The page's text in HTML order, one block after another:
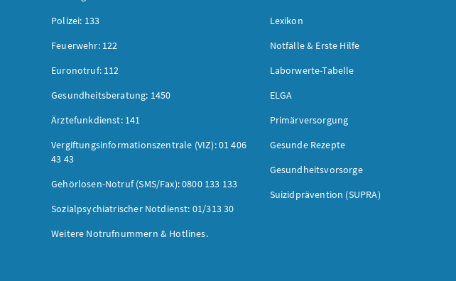
Polizei: 133
Feuerwehr: 122
Euronotruf: 112
Gesundheitsberatung: 1450
Ärztefunkdienst: 141
Vergiftungsinformationszentrale (VIZ): 01 406
43 43
Gehörlosen-Notruf (SMS/Fax): 0800 133 133
Sozialpsychiatrischer Notdienst: 01/313 30
Weitere Notrufnummern & Hotlines.
Lexikon
Notfälle & Erste Hilfe
Laborwerte-Tabelle
ELGA
Primärversorgung
Gesunde Rezepte
Gesundheitsvorsorge
Suizidprävention (SUPRA)